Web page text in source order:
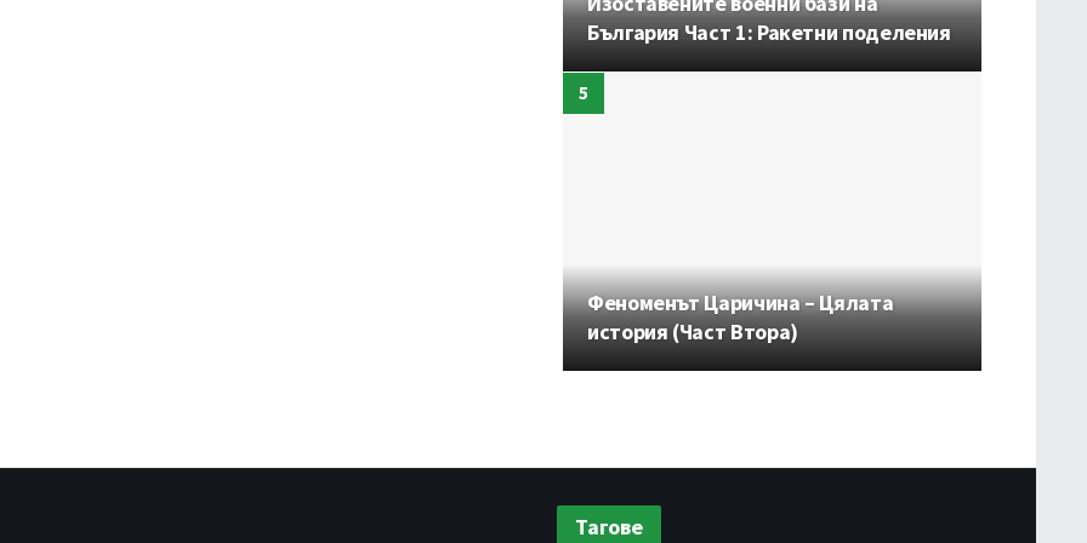
България Част 1: Ракетни поделения
Феноменът Царичина – Цялата
история (Част Втора)
Тагове